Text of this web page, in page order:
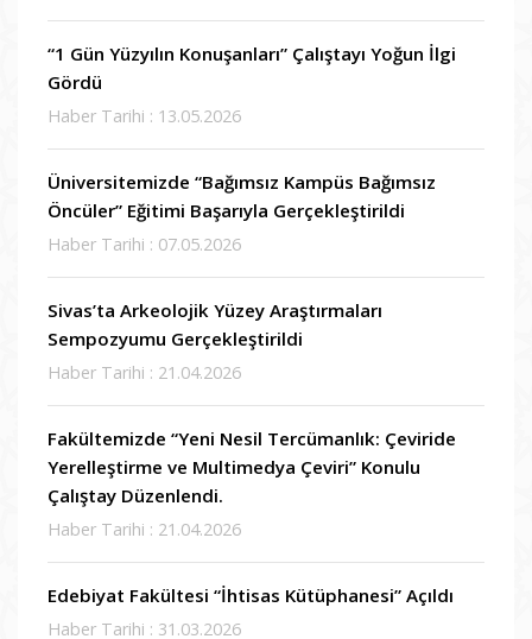
“1 Gün Yüzyılın Konuşanları” Çalıştayı Yoğun İlgi
Gördü
Haber Tarihi : 13.05.2026
Üniversitemizde “Bağımsız Kampüs Bağımsız
Öncüler” Eğitimi Başarıyla Gerçekleştirildi
Haber Tarihi : 07.05.2026
Sivas’ta Arkeolojik Yüzey Araştırmaları
Sempozyumu Gerçekleştirildi
Haber Tarihi : 21.04.2026
Fakültemizde “Yeni Nesil Tercümanlık: Çeviride
Yerelleştirme ve Multimedya Çeviri” Konulu
Çalıştay Düzenlendi.
Haber Tarihi : 21.04.2026
Edebiyat Fakültesi “İhtisas Kütüphanesi” Açıldı
Haber Tarihi : 31.03.2026